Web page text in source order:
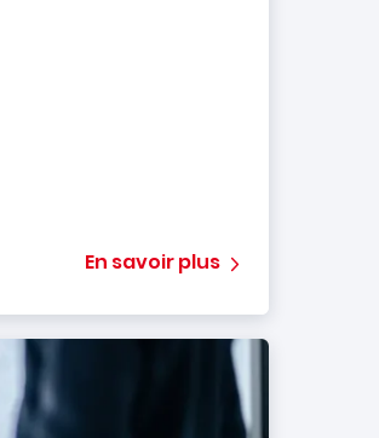
En savoir plus